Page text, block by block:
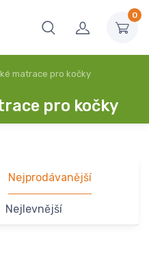
0
matrace pro kočky
pro kočky
Nejprodávanější
Nejlevnější